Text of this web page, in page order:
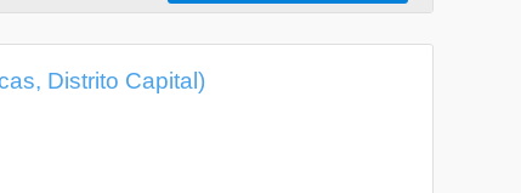
Distrito Capital)